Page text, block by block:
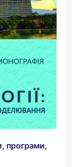
програми,